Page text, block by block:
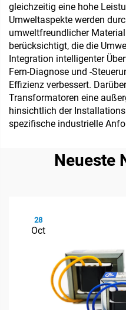
gleichzeitig eine hohe
Umweltaspekte werden
umweltfreundlicher
berücksichtigt, die die
Integration intelligenter
Fern-Diagnose und -
Effizienz verbessert.
Transformatoren eine
hinsichtlich der
spezifische industrielle
Neueste
28
Oct